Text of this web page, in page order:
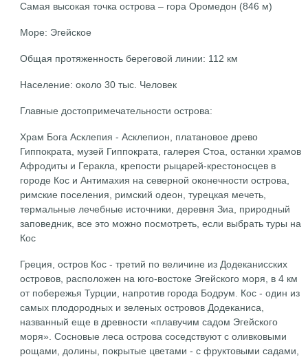
Самая высокая точка острова – гора Оромедон (846 м)
Море: Эгейское
Общая протяженность береговой линии: 112 км
Население: около 30 тыс. Человек
Главные достопримечательности острова:
Храм Бога Асклепия - Асклепион, платановое древо
Гиппократа, музей Гиппократа, галерея Стоа, останки храмов
Афродиты и Геракла, крепости рыцарей-крестоносцев в
городе Кос и Антимахия на северной оконечности острова,
римские поселения, римский одеон, турецкая мечеть,
термальные лечебные источники, деревня Зиа, природный
заповедник, все это можно посмотреть, если выбрать туры на
Кос
Греция, остров Кос - третий по величине из Додеканисских
островов, расположен на юго-востоке Эгейского моря, в 4 км
от побережья Турции, напротив города Бодрум. Кос - один из
самых плодородных и зеленых островов Додеканиса,
названный еще в древности «плавучим садом Эгейского
моря». Сосновые леса острова соседствуют с оливковыми
рощами, долины, покрытые цветами - с фруктовыми садами,